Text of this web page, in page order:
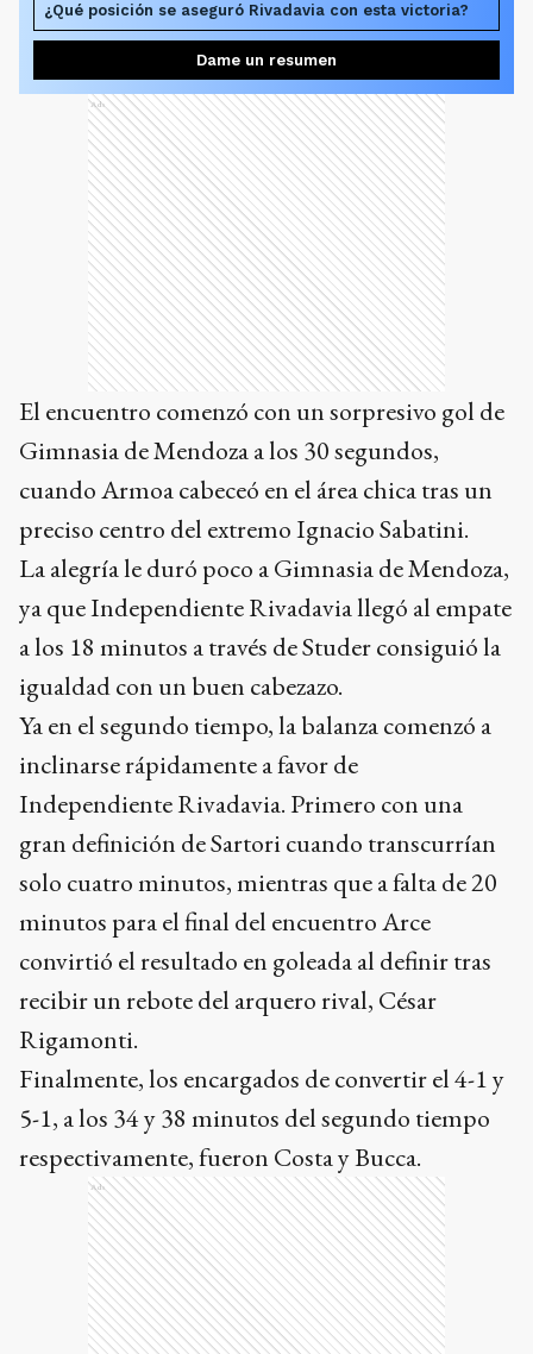
¿Qué posición se aseguró Rivadavia con esta victoria?
Dame un resumen
Ads
El encuentro comenzó con un sorpresivo gol de
Gimnasia de Mendoza a los 30 segundos,
cuando Armoa cabeceó en el área chica tras un
preciso centro del extremo Ignacio Sabatini.
La alegría le duró poco a Gimnasia de Mendoza,
ya que Independiente Rivadavia llegó al empate
a los 18 minutos a través de Studer consiguió la
igualdad con un buen cabezazo.
Ya en el segundo tiempo, la balanza comenzó a
inclinarse rápidamente a favor de
Independiente Rivadavia. Primero con una
gran definición de Sartori cuando transcurrían
solo cuatro minutos, mientras que a falta de 20
minutos para el final del encuentro Arce
convirtió el resultado en goleada al definir tras
recibir un rebote del arquero rival, César
Rigamonti.
Finalmente, los encargados de convertir el 4-1 y
5-1, a los 34 y 38 minutos del segundo tiempo
respectivamente, fueron Costa y Bucca.
Ads